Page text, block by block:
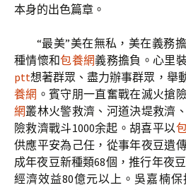
本身的出色篇章。
“最美”美在無私，美在義務
種情懷和包養網義務擔負。心里
ptt想著群眾、盡力辦事群眾，舉
養網 。賓守朋一直奮戰在滅火搶
網叢林火警救濟、河道決堤救濟
險救濟戰斗1000余起。胡喜平以
供應平安為己任，從事年夜豆遺
成年夜豆新種類68個，推行年夜
經濟效益80億元以上。吳嘉楠